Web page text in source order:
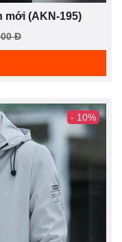
mới (AKN-195)
Đ
- 10%